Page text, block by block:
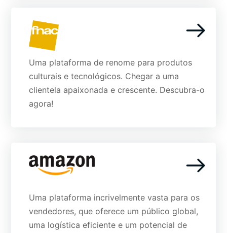
Uma plataforma de renome para produtos
culturais e tecnológicos. Chegar a uma
clientela apaixonada e crescente. Descubra-o
agora!
Uma plataforma incrivelmente vasta para os
vendedores, que oferece um público global,
uma logística eficiente e um potencial de